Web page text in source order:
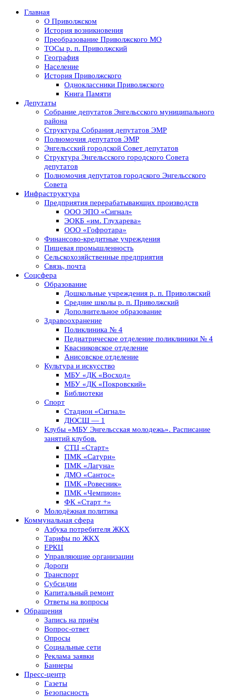
Главная
О Приволжском
История возникновения
Преобразование Приволжского МО
ТОСы р. п. Приволжский
География
Население
История Приволжского
Одноклассники Приволжского
Книга Памяти
Депутаты
Собрание депутатов Энгельсского муниципального
района
Структура Собрания депутатов ЭМР
Полномочия депутатов ЭМР
Энгельсский городской Совет депутатов
Структура Энгельсского городского Совета
депутатов
Полномочия депутатов городского Энгельсского
Совета
Инфраструктура
Предприятия перерабатывающих производств
ООО ЭПО «Сигнал»
ЭОКБ «им. Глухарева»
ООО «Гофротара»
Финансово-кредитные учреждения
Пищевая промышленность
Сельскохозяйственные предприятия
Связь, почта
Соцсфера
Образование
Дошкольные учреждения р. п. Приволжский
Средние школы р. п. Приволжский
Дополнительное образование
Здравоохранение
Поликлиника № 4
Педиатрическое отделение поликлиники № 4
Квасниковское отделение
Анисовское отделение
Культура и искусство
МБУ «ДК «Восход»
МБУ «ДК «Покровский»
Библиотеки
Спорт
Стадион «Сигнал»
ДЮСШ — 1
Клубы «МБУ Энгельсская молодежь». Расписание
занятий клубов.
СТЦ «Старт»
ПМК «Сатурн»
ПМК «Лагуна»
ДМО «Сантос»
ПМК «Ровесник»
ПМК «Чемпион»
ФК «Старт +»
Молодёжная политика
Коммунальная сфера
Азбука потребителя ЖКХ
Тарифы по ЖКХ
ЕРКЦ
Управляющие организации
Дороги
Транспорт
Субсидии
Капитальный ремонт
Ответы на вопросы
Обращения
Запись на приём
Вопрос-ответ
Опросы
Социальные сети
Реклама заявки
Баннеры
Пресс-центр
Газеты
Безопасность